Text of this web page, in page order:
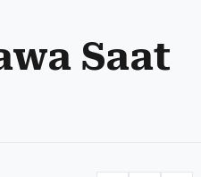
Saat